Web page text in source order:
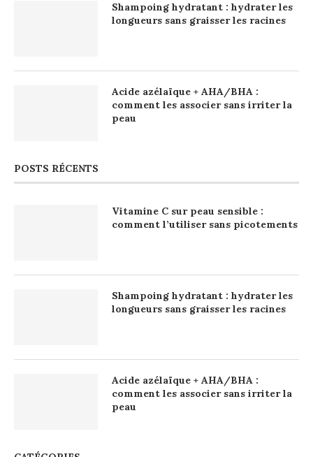
Shampoing hydratant : hydrater les
longueurs sans graisser les racines
Acide azélaïque + AHA/BHA :
comment les associer sans irriter la
peau
POSTS RÉCENTS
Vitamine C sur peau sensible :
comment l’utiliser sans picotements
Shampoing hydratant : hydrater les
longueurs sans graisser les racines
Acide azélaïque + AHA/BHA :
comment les associer sans irriter la
peau